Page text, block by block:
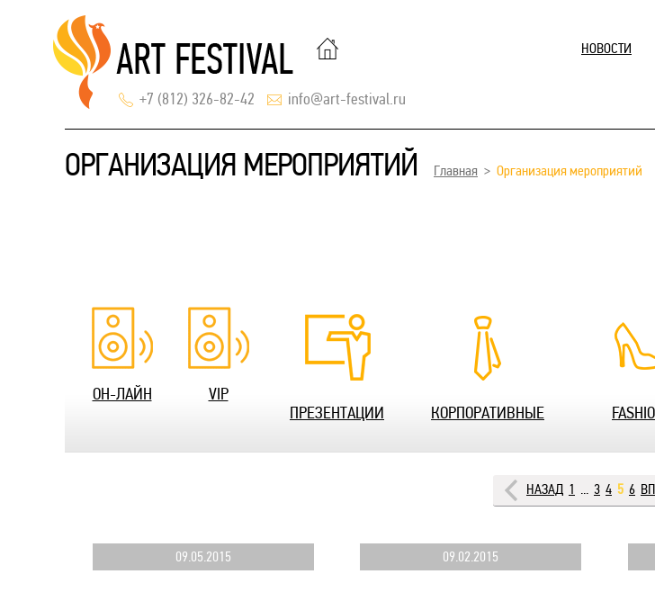
НОВОСТИ
+7 (812) 326-82-42 info@art-festival.ru
ОРГАНИЗАЦИЯ МЕРОПРИЯТИЙ Главная Организация мероприятий
ОН-ЛАЙН
VIP
ПРЕЗЕНТАЦИИ
КОРПОРАТИВНЫЕ
НАЗАД 1 ... 3 4 5 6
09.05.2015 09.02.2015